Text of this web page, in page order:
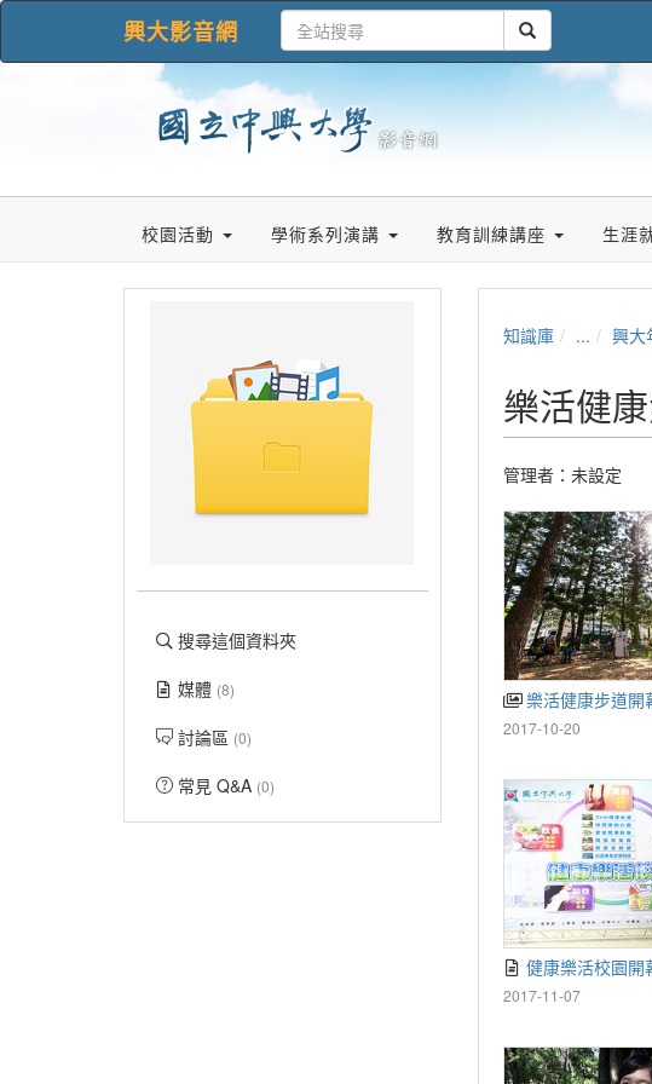
興大影音網
校園活動 學術系列演講 教育訓練講座 生涯
搜尋這個資料夾
媒體 (8)
討論區 (0)
常見 Q&A (0)
知識庫 ... 興大
樂活健
管理者：未設定
樂活健康步道開
2017-10-20
健康樂活校園開
2017-11-07